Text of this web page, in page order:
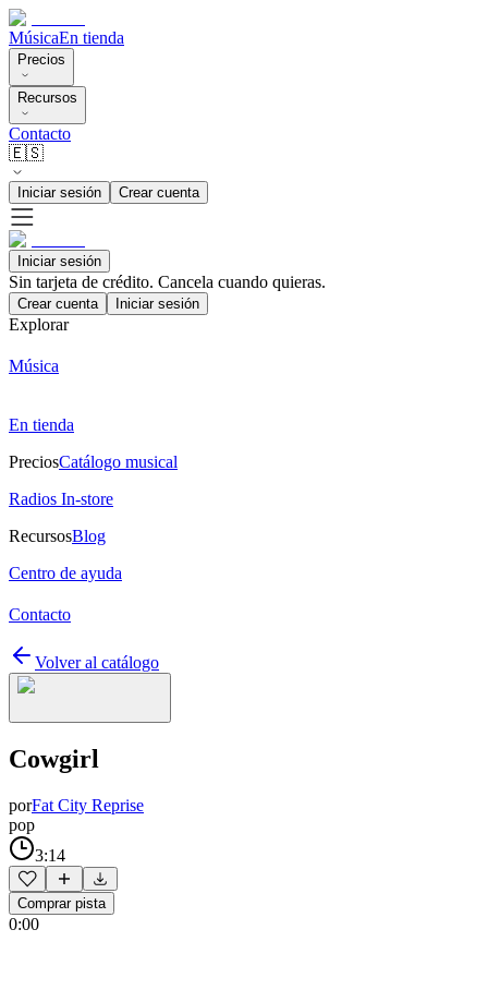
MúsicaEn tienda
Precios
Recursos
Contacto
🇪🇸
Iniciar sesión Crear cuenta
Iniciar sesión
Sin tarjeta de crédito. Cancela cuando quieras.
Crear cuenta Iniciar sesión
Explorar
Música
En tienda
PreciosCatálogo musical
Radios In-store
RecursosBlog
Centro de ayuda
Contacto
Volver al catálogo
Cowgirl
porFat City Reprise
pop
3:14
Comprar pista
0:00